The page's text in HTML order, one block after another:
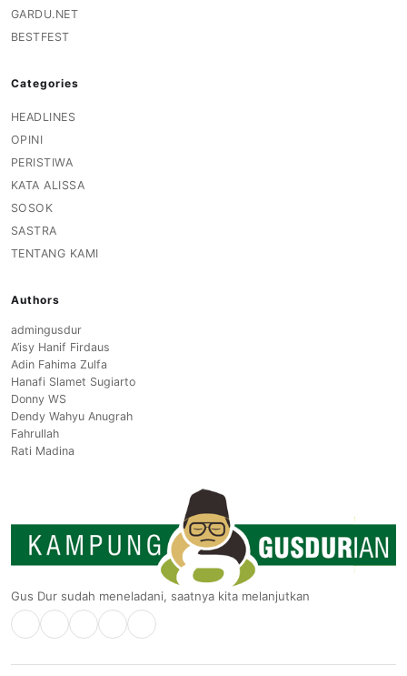
GARDU.NET
BESTFEST
Categories
HEADLINES
OPINI
PERISTIWA
KATA ALISSA
SOSOK
SASTRA
TENTANG KAMI
Authors
admingusdur
A’isy Hanif Firdaus
Adin Fahima Zulfa
Hanafi Slamet Sugiarto
Donny WS
Dendy Wahyu Anugrah
Fahrullah
Rati Madina
Gus Dur sudah meneladani, saatnya kita melanjutkan